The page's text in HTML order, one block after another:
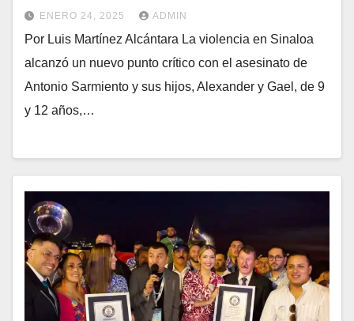
ENERO 24, 2025 ADMIN
Por Luis Martínez Alcántara La violencia en Sinaloa
alcanzó un nuevo punto crítico con el asesinato de
Antonio Sarmiento y sus hijos, Alexander y Gael, de 9
y 12 años,…